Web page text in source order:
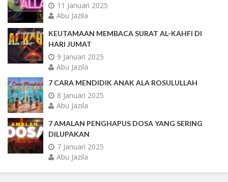
11 Januari 2025
Abu Jazila
KEUTAMAAN MEMBACA SURAT AL-KAHFI DI
HARI JUMAT
9 Januari 2025
Abu Jazila
7 CARA MENDIDIK ANAK ALA ROSULULLAH
8 Januari 2025
Abu Jazila
7 AMALAN PENGHAPUS DOSA YANG SERING
DILUPAKAN
7 Januari 2025
Abu Jazila